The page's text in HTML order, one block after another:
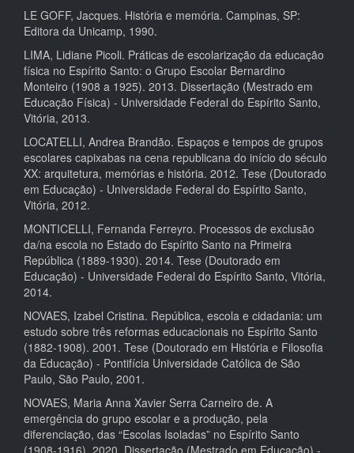
LE GOFF, Jacques. História e memória. Campinas, SP:
Editora da Unicamp, 1990.
LIMA, Lidiane Picoli. Práticas de escolarização da educação
física no Espírito Santo: o Grupo Escolar Bernardino
Monteiro (1908 a 1925). 2013. Dissertação (Mestrado em
Educação Física) - Universidade Federal do Espírito Santo,
Vitória, 2013.
LOCATELLI, Andrea Brandão. Espaços e tempos de grupos
escolares capixabas na cena republicana do início do século
XX: arquitetura, memórias e história. 2012. Tese (Doutorado
em Educação) - Universidade Federal do Espírito Santo,
Vitória, 2012.
MONTICELLI, Fernanda Ferreyro. Processos de exclusão
da/na escola no Estado do Espírito Santo na Primeira
República (1889-1930). 2014. Tese (Doutorado em
Educação) - Universidade Federal do Espírito Santo, Vitória,
2014.
NOVAES, Izabel Cristina. República, escola e cidadania: um
estudo sobre três reformas educacionais no Espírito Santo
(1882-1908). 2001. Tese (Doutorado em História e Filosofia
da Educação) - Pontifícia Universidade Católica de São
Paulo, São Paulo, 2001.
NOVAES, Maria Anna Xavier Serra Carneiro de. A
emergência do grupo escolar e a produção, pela
diferenciação, das “Escolas Isoladas” no Espírito Santo
(1908-1916). 2020. Dissertação (Mestrado em Educação) -